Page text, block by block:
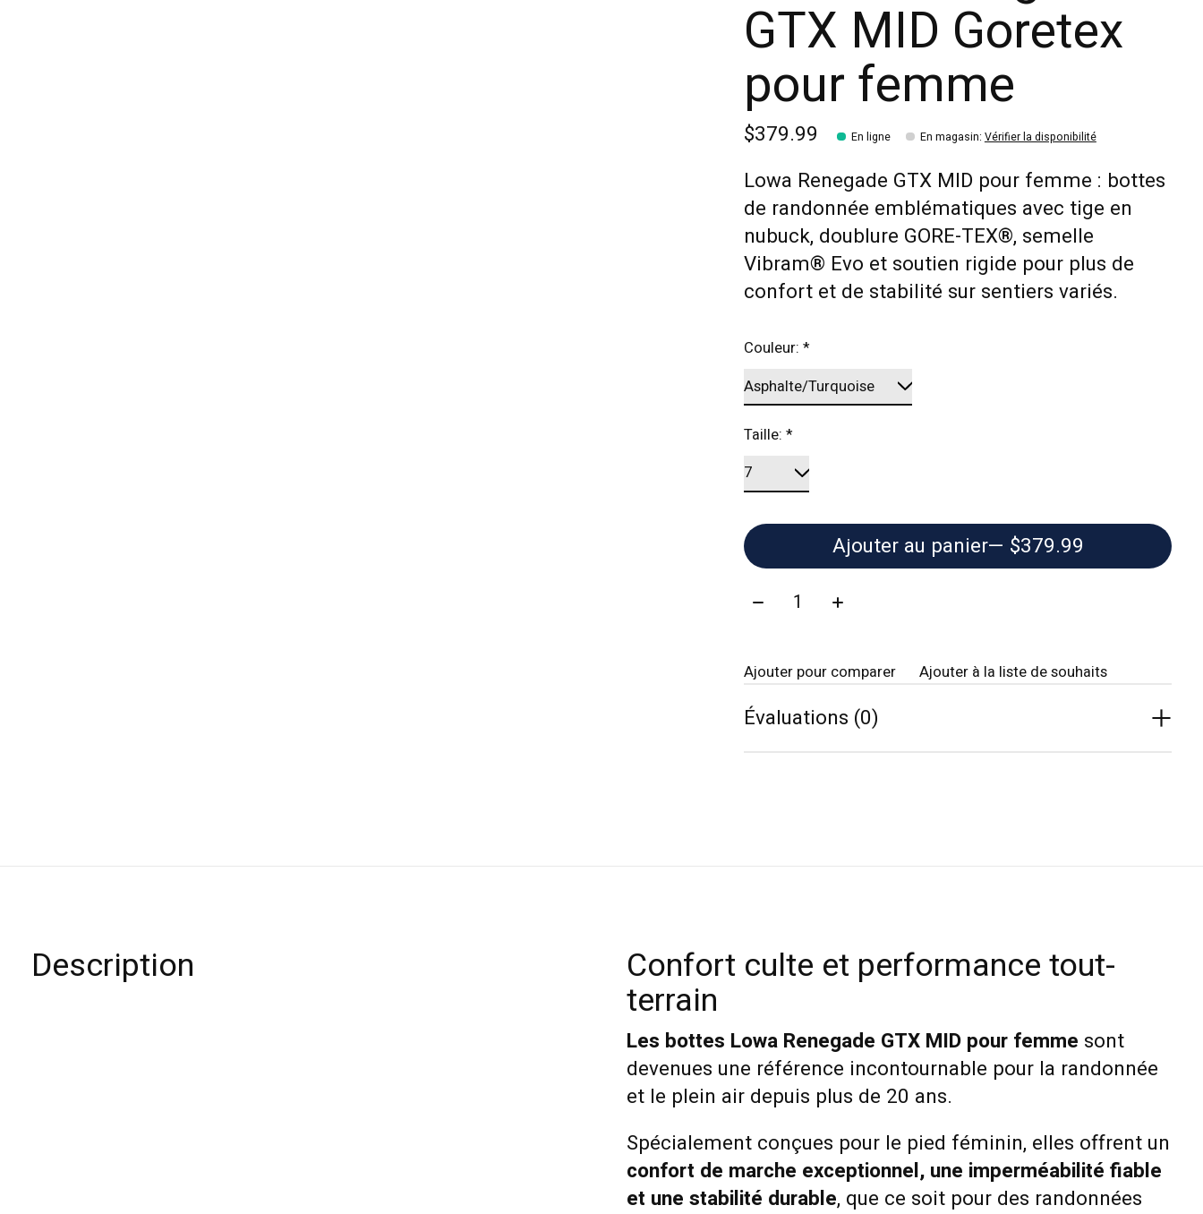
GTX MID Goretex
pour femme
$379.99 En ligne En magasin: Vérifier la disponibilité
Lowa Renegade GTX MID pour femme : bottes
de randonnée emblématiques avec tige en
nubuck, doublure GORE-TEX®, semelle
Vibram® Evo et soutien rigide pour plus de
confort et de stabilité sur sentiers variés.
Couleur:*
Taille:*
Ajouter au panier
— $379.99
Quantité:
Ajouter pour comparer Ajouter à la liste de souhaits
Évaluations (0)
Description Confort culte et performance tout-
terrain
Les bottes Lowa Renegade GTX MID pour femme sont
devenues une référence incontournable pour la randonnée
et le plein air depuis plus de 20 ans.
Spécialement conçues pour le pied féminin, elles offrent un
confort de marche exceptionnel, une imperméabilité fiable
et une stabilité durable, que ce soit pour des randonnées